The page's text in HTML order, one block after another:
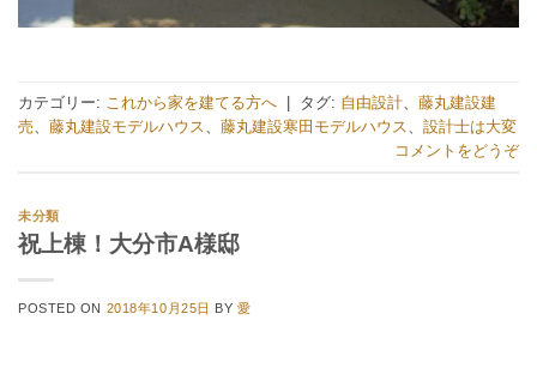
カテゴリー: これから家を建てる方へ | タグ: 自由設計
藤丸建設建
売
藤丸建設モデルハウス 藤丸建設寒田モデルハウス
設計士は大変
コメントをどうぞ
未分類
祝上棟！大分市A様邸
POSTED ON 2018年10月25日 BY愛